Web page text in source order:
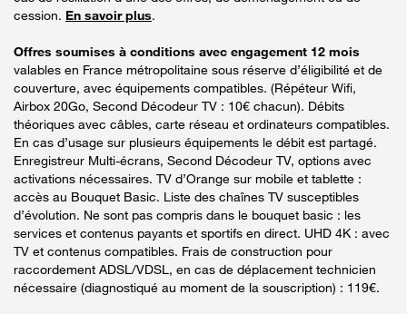
cession. En savoir plus.
Offres soumises à conditions avec engagement 12 mois
valables en France métropolitaine sous réserve d’éligibilité et de
couverture, avec équipements compatibles. (Répéteur Wifi,
Airbox 20Go, Second Décodeur TV : 10€ chacun). Débits
théoriques avec câbles, carte réseau et ordinateurs compatibles.
En cas d’usage sur plusieurs équipements le débit est partagé.
Enregistreur Multi-écrans, Second Décodeur TV, options avec
activations nécessaires. TV d’Orange sur mobile et tablette :
accès au Bouquet Basic. Liste des chaînes TV susceptibles
d’évolution. Ne sont pas compris dans le bouquet basic : les
services et contenus payants et sportifs en direct. UHD 4K : avec
TV et contenus compatibles. Frais de construction pour
raccordement ADSL/VDSL, en cas de déplacement technicien
nécessaire (diagnostiqué au moment de la souscription) : 119€.